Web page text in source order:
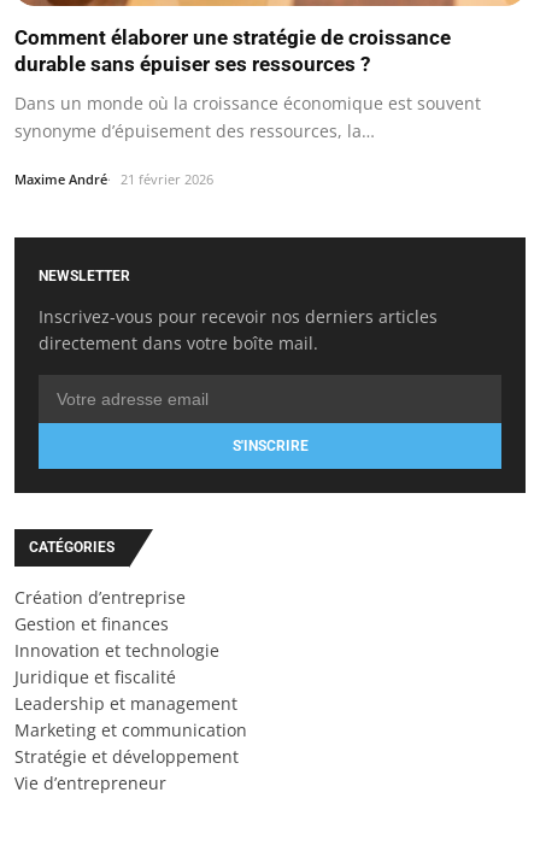
Comment élaborer une stratégie de croissance
durable sans épuiser ses ressources ?
Dans un monde où la croissance économique est souvent
synonyme d’épuisement des ressources, la…
Maxime André 21 février 2026
NEWSLETTER
Inscrivez-vous pour recevoir nos derniers articles
directement dans votre boîte mail.
S'INSCRIRE
CATÉGORIES
Création d’entreprise
Gestion et finances
Innovation et technologie
Juridique et fiscalité
Leadership et management
Marketing et communication
Stratégie et développement
Vie d’entrepreneur